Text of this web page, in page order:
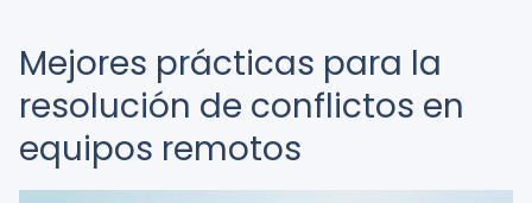
Mejores prácticas para la
resolución de conflictos en
equipos remotos